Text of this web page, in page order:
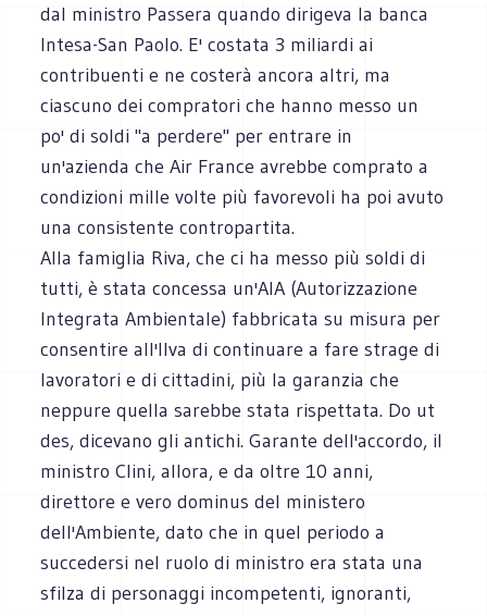
dal ministro Passera quando dirigeva la banca
Intesa-San Paolo. E' costata 3 miliardi ai
contribuenti e ne costerà ancora altri, ma
ciascuno dei compratori che hanno messo un
po' di soldi "a perdere" per entrare in
un'azienda che Air France avrebbe comprato a
condizioni mille volte più favorevoli ha poi avuto
una consistente contropartita.
Alla famiglia Riva, che ci ha messo più soldi di
tutti, è stata concessa un'AIA (Autorizzazione
Integrata Ambientale) fabbricata su misura per
consentire all'Ilva di continuare a fare strage di
lavoratori e di cittadini, più la garanzia che
neppure quella sarebbe stata rispettata. Do ut
des, dicevano gli antichi. Garante dell'accordo, il
ministro Clini, allora, e da oltre 10 anni,
direttore e vero dominus del ministero
dell'Ambiente, dato che in quel periodo a
succedersi nel ruolo di ministro era stata una
sfilza di personaggi incompetenti, ignoranti,